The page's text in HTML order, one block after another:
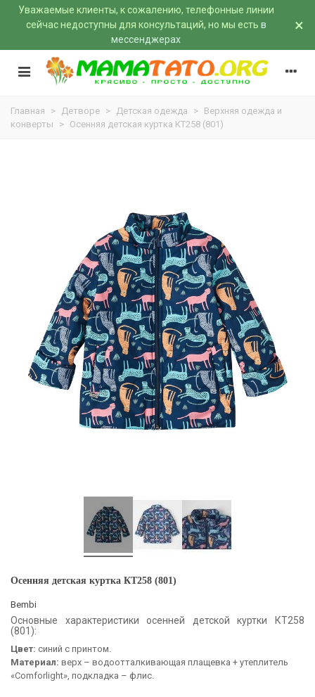
Уважаемые клиенты, к сожалению, телефонные линии
сейчас недоступны для консультаций, но мы есть в
мессенджерах
×
Главная > Детворе > Детская одежда > Верхняя одежда и
конверты
> Осенняя детская куртка КТ258 (801)
Осенняя детская куртка КТ258 (801)
Bembi
Основные характеристики осенней детской куртки КТ258
(801):
Цвет: синий с принтом.
Материал: верх – водоотталкивающая плащевка + утеплитель
«Comforlight», подкладка – флис.